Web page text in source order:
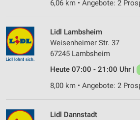
6,06 km • Angebote: 2
Lidl Lambsheim
Weisenheimer Str. 37
67245 Lambsheim
Heute 07:00 - 21:00 Uhr |
8,00 km • Angebote: 2
Lidl Dannstadt